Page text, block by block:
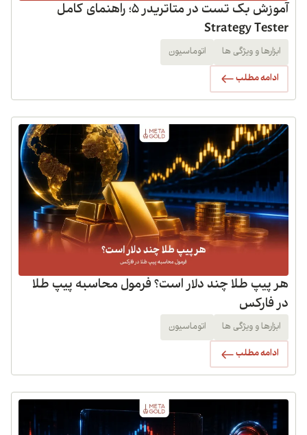
آموزش بک تست در متاتریدر 5؛ راهنمای کامل
Strategy Tester
ابزارها و ویژگی ها اتوماسیون
ادامه مطلب
هر پیپ طلا چند دلار است؟ فرمول محاسبه پیپ طلا
در فارکس
ابزارها و ویژگی ها اتوماسیون
ادامه مطلب